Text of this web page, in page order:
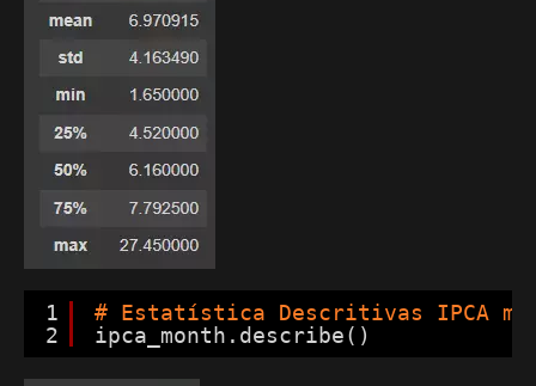
1
2
# Estatística Descritivas IPCA
ipca_month.describe()